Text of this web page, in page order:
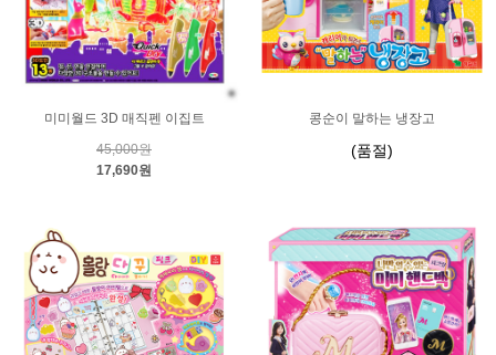
미미월드 3D 매직펜 이집트
45,000원
17,690원
콩순이 말하는 냉장고
(품절)